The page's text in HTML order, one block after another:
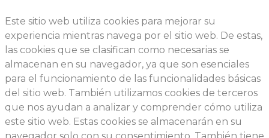
Este sitio web utiliza cookies para mejorar su
experiencia mientras navega por el sitio web. De estas,
las cookies que se clasifican como necesarias se
almacenan en su navegador, ya que son esenciales
para el funcionamiento de las funcionalidades básicas
del sitio web. También utilizamos cookies de terceros
que nos ayudan a analizar y comprender cómo utiliza
este sitio web. Estas cookies se almacenarán en su